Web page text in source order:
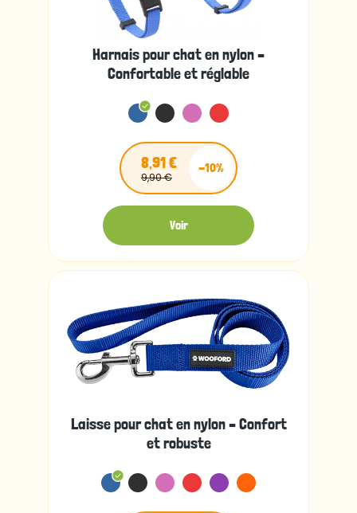
Harnais pour chat en nylon –
Confortable et réglable
8,91 €
9,90 €
-10%
Voir
Laisse pour chat en nylon – Confort
et robuste